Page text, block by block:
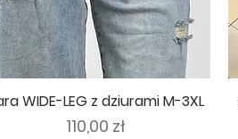
WIDE-LEG z dziurami M-3XL
Cena
110,00 zł